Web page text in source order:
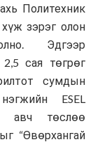
Политехник
зэрэг олон
Эдгээр
2,5 сая төгрөг
сумдын
ESEL
авч төслөө
“Өвөрхангай